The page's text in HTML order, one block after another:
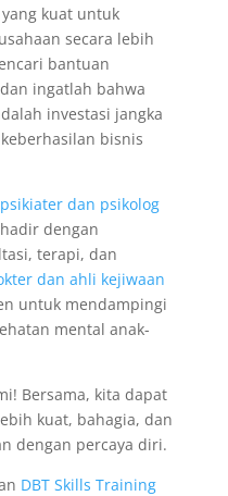
kuat untuk
secara lebih
bantuan
ingatlah bahwa
investasi jangka
bisnis
dan psikolog
dengan
terapi, dan
dan ahli kejiwaan
untuk mendampingi
mental anak-
Bersama, kita dapat
kuat, bahagia, dan
dengan percaya diri.
DBT Skills Training